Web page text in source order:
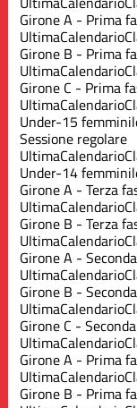
Girone A - Prima
UltimaCalendario
Girone B - Prima
UltimaCalendario
Girone C - Prima
UltimaCalendario
Under-15
Sessione regolare
UltimaCalendario
Under-14
Girone A - Terza
UltimaCalendario
Girone B - Terza
UltimaCalendario
Girone A -
UltimaCalendario
Girone B -
UltimaCalendario
Girone C -
UltimaCalendario
Girone A - Prima
UltimaCalendario
Girone B - Prima